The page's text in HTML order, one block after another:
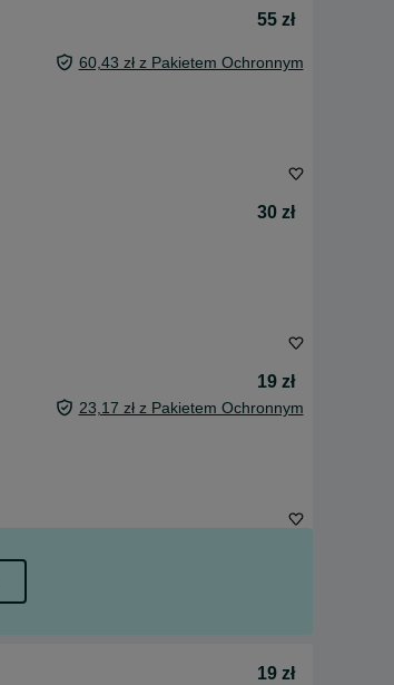
55 zł
60,43 zł z Pakietem Ochronnym
30 zł
19 zł
23,17 zł z Pakietem Ochronnym
19 zł